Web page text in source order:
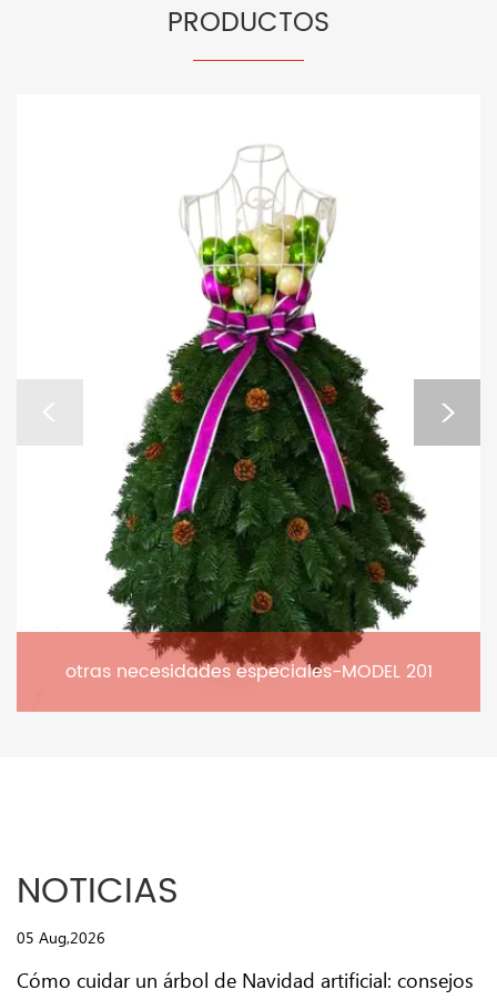
PRODUCTOS
otras necesidades especiales-MODEL 201
NOTICIAS
05 Aug,2026
Cómo cuidar un árbol de Navidad artificial: consejos